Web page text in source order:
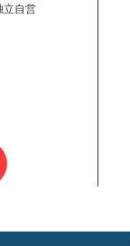
立自営